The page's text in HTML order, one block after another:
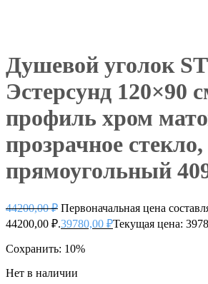
Душевой уголок
Эстерсунд 120×90
профиль хром
прозрачное стекло,
прямоугольный
44200,00₽ Первоначальная цена
44200,00 ₽.39780,00 ₽Текущая цена:
Сохранить: 10%
Нет в наличии